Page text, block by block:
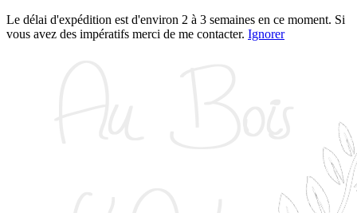
Le délai d'expédition est d'environ 2 à 3 semaines en ce moment. Si
vous avez des impératifs merci de me contacter. Ignorer